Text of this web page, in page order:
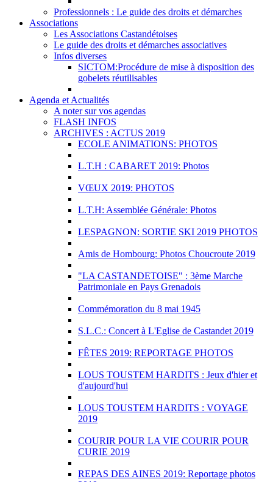
Professionnels : Le guide des droits et démarches
Associations
Les Associations Castandétoises
Le guide des droits et démarches associatives
Infos diverses
SICTOM:Procédure de mise à disposition des
gobelets réutilisables
Agenda et Actualités
A noter sur vos agendas
FLASH INFOS
ARCHIVES : ACTUS 2019
ECOLE ANIMATIONS: PHOTOS
L.T.H : CABARET 2019: Photos
VŒUX 2019: PHOTOS
L.T.H: Assemblée Générale: Photos
LESPAGNON: SORTIE SKI 2019 PHOTOS
Amis de Hombourg: Photos Choucroute 2019
"LA CASTANDETOISE" : 3ème Marche
Patrimoniale en Pays Grenadois
Commémoration du 8 mai 1945
S.L.C.: Concert à L'Eglise de Castandet 2019
FÊTES 2019: REPORTAGE PHOTOS
LOUS TOUSTEM HARDITS : Jeux d'hier et
d'aujourd'hui
LOUS TOUSTEM HARDITS : VOYAGE
2019
COURIR POUR LA VIE COURIR POUR
CURIE 2019
REPAS DES AINES 2019: Reportage photos